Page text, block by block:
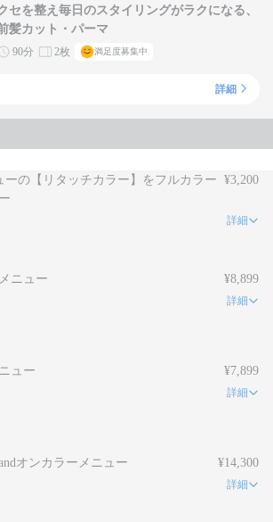
セを整え毎日のスタイリングがラクになる、
髪カット・パーマ
90分 2枚 満足度募集中
詳細
ーの【リタッチカラー】をフルカラー ¥3,200
詳細
ニュー ¥8,899
詳細
ュー ¥7,899
詳細
オンカラーメニュー ¥14,300
詳細